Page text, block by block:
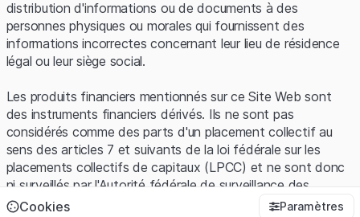
distribution d'informations ou de documents à des
personnes physiques ou morales qui fournissent des
informations incorrectes concernant leur lieu de résidence
légal ou leur siège social.
Les produits financiers mentionnés sur ce Site Web sont
des instruments financiers dérivés. Ils ne sont pas
considérés comme des parts d'un placement collectif au
sens des articles 7 et suivants de la loi fédérale sur les
placements collectifs de capitaux (LPCC) et ne sont donc
ni surveillés par l'Autorité fédérale de surveillance des
marchés financiers (FINMA) ni enregistrés auprès de la
Cookies Paramètres